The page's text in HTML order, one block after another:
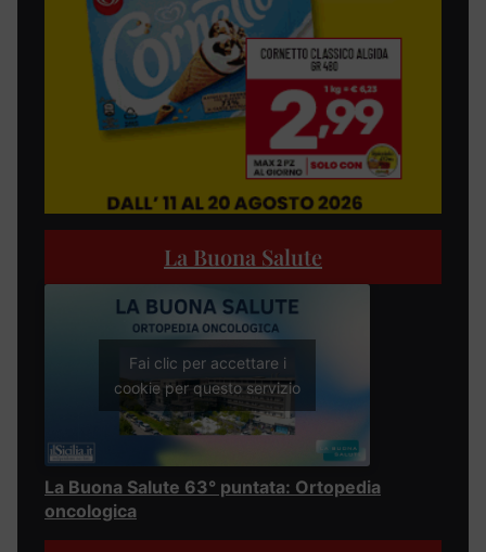
La Buona Salute
Fai clic per accettare i
cookie per questo servizio
La Buona Salute 63° puntata: Ortopedia
oncologica